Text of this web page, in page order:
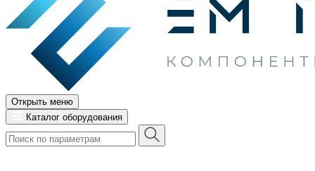
Открыть меню
Каталог оборудования